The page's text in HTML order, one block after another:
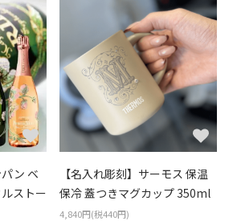
ン ベ
ストー
【名入れ彫刻】サーモス 保温
保冷 蓋つきマグカップ 350ml
4,840円(税440円)